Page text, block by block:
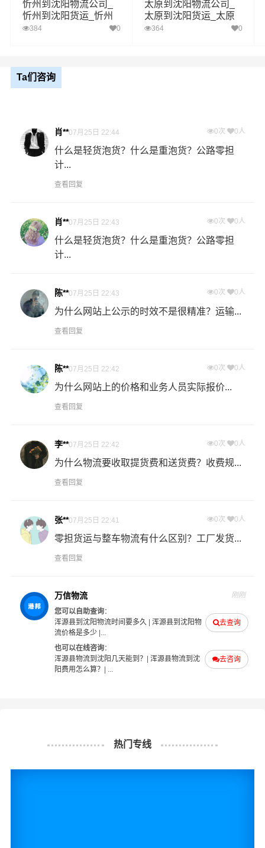
大仁庄乡,青磁窑镇
区域
备注
物流官方客服实际报价单为准！
间具有时效性，随季节变动或货物规格略有浮动！
上门费用。
怎么计算专线运输费用？
积。先确定货物性质，货物性质可分为重货、重泡货、泡
货，根据货物性质确定单价。
什么是提货费用（也称接货费、取货费、上门提货费）？
过程中产生的费用称为提货费。提货过程是发货时很重要
的环节，要确认件数、重量、体积、包装、收货信息等物
流基本信息。
即送货上门费用。物流公司安排车辆把货物从沈阳物流集
散地运送到指定的收货地点，期间产生的费用称为送货
费。
服务理念，凭借浑源县至沈阳物流的优质平台，始终致力
于为客户提供优质高效的浑源县到沈阳的专线物流运输服
务。浑源县到沈阳货运专线是港邦的优质品牌服务，我们
一直多年的在为各行各业提供我们的物流服务，也得到了
们非常乐意为您解决物流相关问题。当然，还有很多优秀
的物流公司也提供从浑源县发物流到沈阳的运输服务，您
也可以多多咨询，找到合适您的物流服务商。
浑源县物流 #沈阳物流 沈阳货运
忻州到沈阳物流公司_
忻州到沈阳货运_忻州
至沈阳物流专线
384 0
太原到沈阳物流公司_
太原到沈阳货运_太原
至沈阳物流专线
364 0
Ta们咨询
肖**07月25日 22:44 0次 0人
什么是轻货泡货？什么是重泡货？公路零担
计...
查看回复
肖**07月25日 22:43 0次 0人
什么是轻货泡货？什么是重泡货？公路零担
计...
陈**07月25日 22:43 0次 0人
为什么网站上公示的时效不是很精准？运输...
查看回复
陈**07月25日 22:42 0次 0人
为什么网站上的价格和业务人员实际报价...
查看回复
李**07月25日 22:42 0次 0人
为什么物流要收取提货费和送货费？收费规...
查看回复
张**07月25日 22:41 0次 0人
零担货运与整车物流有什么区别？工厂发货...
查看回复
万信物流 刚刚
去查询
您可以自助查询：
浑源县到沈阳物流时间要多久
浑源县到沈阳物
流价格是多少|...
去咨询
也可以在线咨询：
浑源县物流到沈阳几天能到？
浑源县物流到沈
阳费用怎么算？
| ...
热门专线